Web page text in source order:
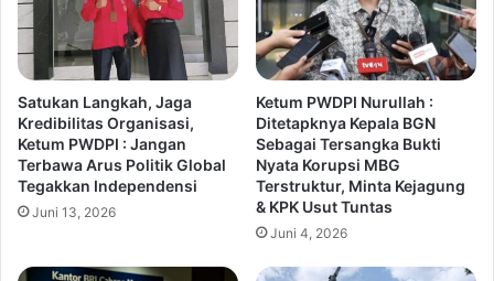
Satukan Langkah, Jaga
Kredibilitas Organisasi,
Ketum PWDPI : Jangan
Terbawa Arus Politik Global
Tegakkan Independensi
Juni 13, 2026
Ketum PWDPI Nurullah :
Ditetapknya Kepala BGN
Sebagai Tersangka Bukti
Nyata Korupsi MBG
Terstruktur, Minta Kejagung
& KPK Usut Tuntas
Juni 4, 2026